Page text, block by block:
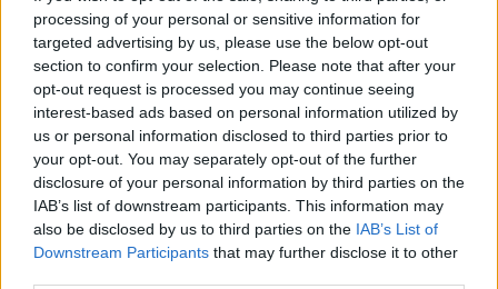
processing of your personal or sensitive information for
targeted advertising by us, please use the below opt-out
section to confirm your selection. Please note that after your
opt-out request is processed you may continue seeing
interest-based ads based on personal information utilized by
us or personal information disclosed to third parties prior to
your opt-out. You may separately opt-out of the further
disclosure of your personal information by third parties on the
IAB’s list of downstream participants. This information may
also be disclosed by us to third parties on the IAB’s List of
Downstream Participants that may further disclose it to other